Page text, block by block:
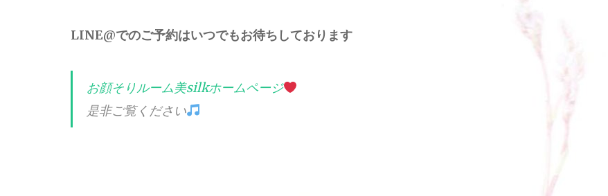
LINE@でのご予約はいつでもお待ちしております
お顔そりルーム美silkホームページ
是非ご覧ください